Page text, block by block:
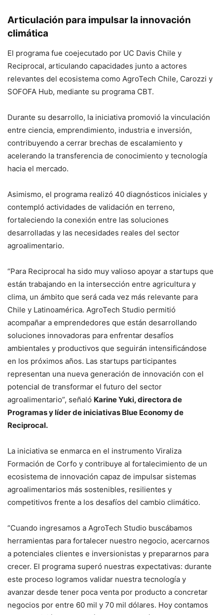
Articulación para impulsar la innovación
climática
El programa fue coejecutado por UC Davis Chile y
Reciprocal, articulando capacidades junto a actores
relevantes del ecosistema como AgroTech Chile, Carozzi y
SOFOFA Hub, mediante su programa CBT.
Durante su desarrollo, la iniciativa promovió la vinculación
entre ciencia, emprendimiento, industria e inversión,
contribuyendo a cerrar brechas de escalamiento y
acelerando la transferencia de conocimiento y tecnología
hacia el mercado.
Asimismo, el programa realizó 40 diagnósticos iniciales y
contempló actividades de validación en terreno,
fortaleciendo la conexión entre las soluciones
desarrolladas y las necesidades reales del sector
agroalimentario.
“Para Reciprocal ha sido muy valioso apoyar a startups que
están trabajando en la intersección entre agricultura y
clima, un ámbito que será cada vez más relevante para
Chile y Latinoamérica. AgroTech Studio permitió
acompañar a emprendedores que están desarrollando
soluciones innovadoras para enfrentar desafíos
ambientales y productivos que seguirán intensificándose
en los próximos años. Las startups participantes
representan una nueva generación de innovación con el
potencial de transformar el futuro del sector
agroalimentario”, señaló Karine Yuki, directora de
Programas y líder de iniciativas Blue Economy de
Reciprocal.
La iniciativa se enmarca en el instrumento Viraliza
Formación de Corfo y contribuye al fortalecimiento de un
ecosistema de innovación capaz de impulsar sistemas
agroalimentarios más sostenibles, resilientes y
competitivos frente a los desafíos del cambio climático.
“Cuando ingresamos a AgroTech Studio buscábamos
herramientas para fortalecer nuestro negocio, acercarnos
a potenciales clientes e inversionistas y prepararnos para
crecer. El programa superó nuestras expectativas: durante
este proceso logramos validar nuestra tecnología y
avanzar desde tener poca venta por producto a concretar
negocios por entre 60 mil y 70 mil dólares. Hoy contamos